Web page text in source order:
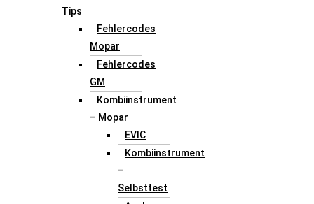
Tips
Fehlercodes
Mopar
Fehlercodes
GM
Kombiinstrument
– Mopar
EVIC
Kombiinstrument
–
Selbsttest